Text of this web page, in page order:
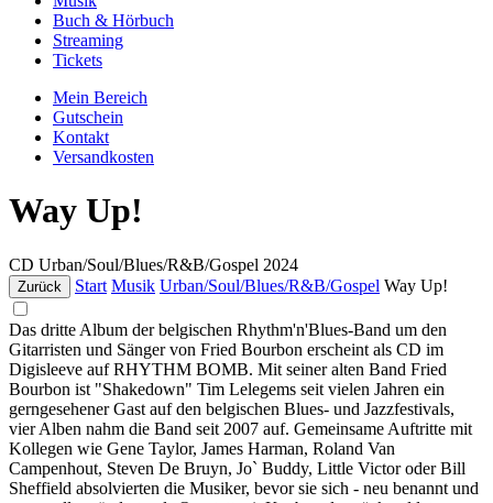
Buch & Hörbuch
Streaming
Tickets
Mein Bereich
Gutschein
Kontakt
Versandkosten
Way Up!
CD Urban/Soul/Blues/R&B/Gospel 2024
Zurück Start Musik Urban/Soul/Blues/R&B/Gospel Way Up!
Das dritte Album der belgischen Rhythm'n'Blues-Band um den
Gitarristen und Sänger von Fried Bourbon erscheint als CD im
Digisleeve auf RHYTHM BOMB. Mit seiner alten Band Fried
Bourbon ist "Shakedown" Tim Lelegems seit vielen Jahren ein
gerngesehener Gast auf den belgischen Blues- und Jazzfestivals,
vier Alben nahm die Band seit 2007 auf. Gemeinsame Auftritte mit
Kollegen wie Gene Taylor, James Harman, Roland Van
Campenhout, Steven De Bruyn, Jo` Buddy, Little Victor oder Bill
Sheffield absolvierten die Musiker, bevor sie sich - neu benannt und